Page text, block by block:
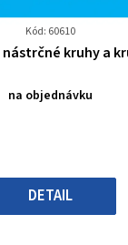
Kód: 60610
Průměrné
produktu
5
hvězdiček.
nástrčné kruhy a
na objednávku
DETAIL